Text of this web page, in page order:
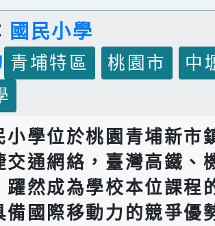
國民小學
青埔特區 桃園市
中
小學位於桃園青埔新市
交通網絡，臺灣高鐵、
躍然成為學校本位課程
備國際移動力的競爭優